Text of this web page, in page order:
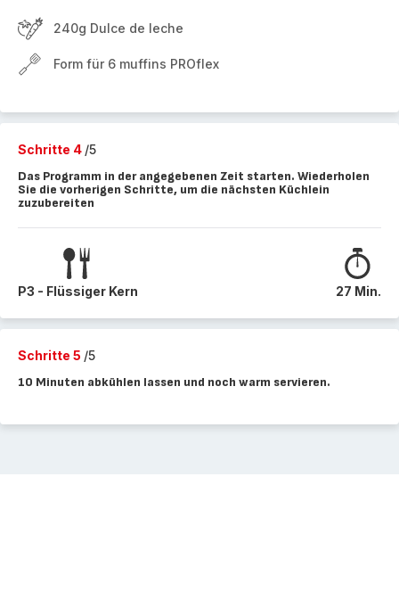
240g Dulce de leche
Form für 6 muffins PROflex
Schritte 4 /5
Das Programm in der angegebenen Zeit starten. Wiederholen
Sie die vorherigen Schritte, um die nächsten Küchlein
zuzubereiten
P3 - Flüssiger Kern 27 Min.
Schritte 5 /5
10 Minuten abkühlen lassen und noch warm servieren.